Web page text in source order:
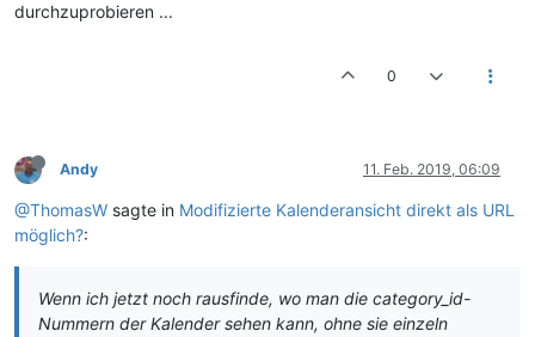
durchzuprobieren ...
0
Andy 11. Feb. 2019, 06:09
@ThomasW sagte in Modifizierte Kalenderansicht direkt als URL
möglich?:
Wenn ich jetzt noch rausfinde, wo man die category_id-
Nummern der Kalender sehen kann, ohne sie einzeln